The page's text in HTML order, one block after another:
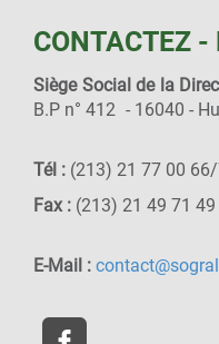
CONTACTEZ -
Siège Social de la
B.P n° 412 - 16040 -
Tél : (213) 21 77 00
Fax : (213) 21 49 71 49
E-Mail :